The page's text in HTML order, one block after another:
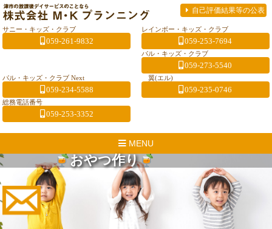
自己評価結果等の公表
サニー・キッズ・クラブ
059-261-9832
レインボー・キッズ・クラブ
059-253-7694
パル・キッズ・クラブ
059-273-5540
パル・キッズ・クラブ Next
059-234-5588
翼(エル)
059-235-0746
総務電話番号
059-253-3352
MENU
おやつ作り